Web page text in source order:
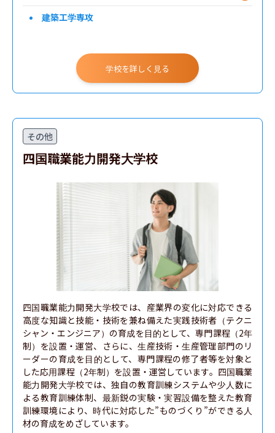
建築工学専攻
学校を詳しく見る
その他
四国職業能力開発大学校
四国職業能力開発大学校では、産業界の変化に対応できる
高度な知識と技能・技術を兼ね備えた実践技術者（テクニ
シャン・エンジニア）の育成を目的として、専門課程（2年
制）を設置・運営、さらに、生産技術・生産管理部門のリ
ーダーの育成を目的として、専門課程の修了者等を対象と
した応用課程（2年制）を設置・運営しています。四国職業
能力開発大学校では、独自の教育訓練システムや少人数に
よる教育訓練体制、最新鋭の実験・実習設備を整えた教育
訓練環境により、時代に対応した”ものづくり”ができる人
材の育成をめざしています。